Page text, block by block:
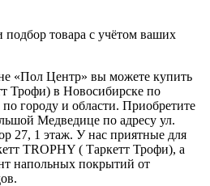
подбор товара с учётом ваших
«Пол Центр» вы можете купить
Трофи) в Новосибирске по
городу и области. Приобретите
Медведице по адресу ул.
27, 1 этаж. У нас приятные для
TROPHY ( Таркетт Трофи), а
напольных покрытий от